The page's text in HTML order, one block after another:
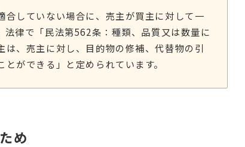
していない場合に、売主が買主に対して一
律で「民法第562条：種類、品質又は数量に
、売主に対し、目的物の修補、代替物の引
ができる」と定められています。
め